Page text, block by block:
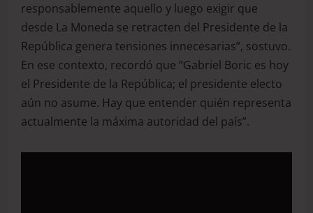
responsablemente aquello y luego exigir que
desde La Moneda se retracten del Presidente de la
República genera tensiones innecesarias”, sostuvo.
En ese contexto, recordó que “Gabriel Boric es hoy
el Presidente de la República; el presidente electo
aún no asume. Hay que entender quién representa
actualmente la máxima autoridad del país”.